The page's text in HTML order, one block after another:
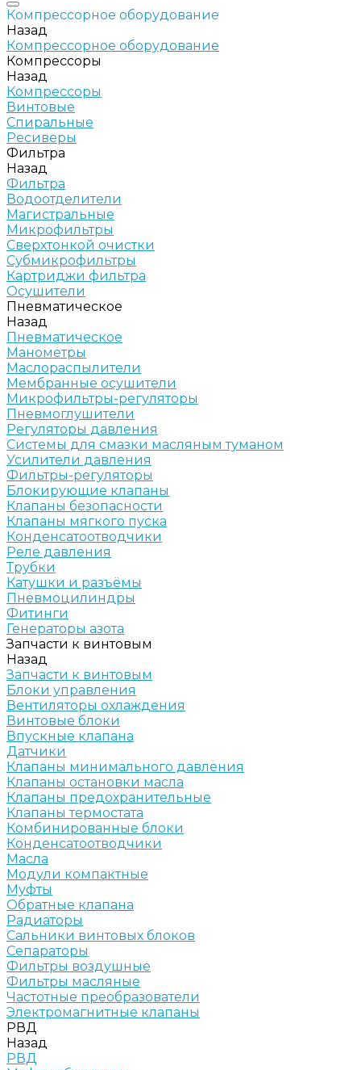
Компрессорное оборудование
Назад
Компрессорное оборудование
Компрессоры
Назад
Компрессоры
Винтовые
Спиральные
Ресиверы
Фильтра
Назад
Фильтра
Водоотделители
Магистральные
Микрофильтры
Сверхтонкой очистки
Субмикрофильтры
Картриджи фильтра
Осушители
Пневматическое
Назад
Пневматическое
Манометры
Маслораспылители
Мембранные осушители
Микрофильтры-регуляторы
Пневмоглушители
Регуляторы давления
Системы для смазки масляным туманом
Усилители давления
Фильтры-регуляторы
Блокирующие клапаны
Клапаны безопасности
Клапаны мягкого пуска
Конденсатоотводчики
Реле давления
Трубки
Катушки и разъёмы
Пневмоцилиндры
Фитинги
Генераторы азота
Запчасти к винтовым
Назад
Запчасти к винтовым
Блоки управления
Вентиляторы охлаждения
Винтовые блоки
Впускные клапана
Датчики
Клапаны минимального давления
Клапаны остановки масла
Клапаны предохранительные
Клапаны термостата
Комбинированные блоки
Конденсатоотводчики
Масла
Модули компактные
Муфты
Обратные клапана
Радиаторы
Сальники винтовых блоков
Сепараторы
Фильтры воздушные
Фильтры масляные
Частотные преобразователи
Электромагнитные клапаны
РВД
Назад
РВД